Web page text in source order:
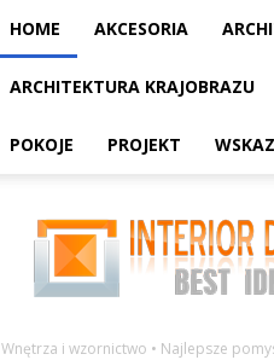
HOME AKCESORIA
ARCHITEKTURA KRAJOBRAZU
POKOJE PROJEKT
rozwiązania
planistyczne
jasne
wnętrze
Wnętrza i wzornictwo • Najlepsze